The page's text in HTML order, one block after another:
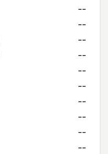
--
--
--
--
--
--
--
--
--
--